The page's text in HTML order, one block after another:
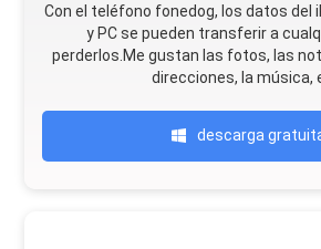
Con el teléfono fonedog, los datos del
y PC se pueden transferir a
perderlos.Me gustan las fotos, las
direcciones, la música,
descarga